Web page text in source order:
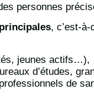
personnes
, c’est-
jeunes actifs…),
d’études,
de